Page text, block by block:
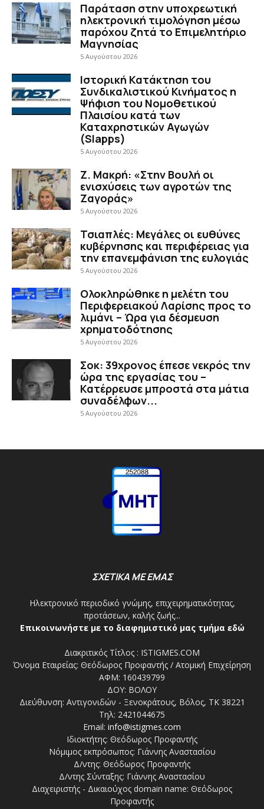
Παράταση στην υποχρεωτική
ηλεκτρονική τιμολόγηση μέσω
παρόχου ζητά το Επιμελητήριο
Μαγνησίας
5 Αυγούστου 2026
Ιστορική Κατάκτηση του
Συνδικαλιστικού Κινήματος η
Ψήφιση του Νομοθετικού
Πλαισίου κατά των
Καταχρηστικών Αγωγών
(Slapps)
5 Αυγούστου 2026
Ζ. Μακρή: «Στην Βουλή οι
ενισχύσεις των αγροτών της
Ζαγοράς»
5 Αυγούστου 2026
Τσιαπλές: Μεγάλες οι ευθύνες
κυβέρνησης και περιφέρειας για
την επανεμφάνιση της ευλογιάς
5 Αυγούστου 2026
Ολοκληρώθηκε η μελέτη του
Περιφερειακού Λαρίσης προς το
λιμάνι – Ώρα για δέσμευση
χρηματοδότησης
5 Αυγούστου 2026
Σοκ: 39χρονος έπεσε νεκρός την
ώρα της εργασίας του –
Κατέρρευσε μπροστά στα μάτια
συναδέλφων...
5 Αυγούστου 2026
ΣΧΕΤΙΚΑ ΜΕ ΕΜΑΣ
Ηλεκτρονικό περιοδικό γνώμης, επιχειρηματικότητας,
προτάσεων, καλής ζωής...
Επικοινωνήστε με το διαφημιστικό μας τμήμα εδώ
Διακριτικός Τίτλος : ISTIGMES.COM
Όνομα Εταιρείας: Θεόδωρος Προφαντής / Ατομική Επιχείρηση
ΑΦΜ: 160439799
ΔΟΥ: ΒΟΛΟΥ
Διεύθυνση: Αντιγονιδών - Ξενοκράτους, Βόλος, ΤΚ 38221
Τηλ: 2421044675
Email: info@istigmes.com
Ιδιοκτήτης: Θεόδωρος Προφαντής
Νόμιμος εκπρόσωπος: Γιάννης Αναστασίου
Δ/ντης: Θεόδωρος Προφαντής
Δ/ντης Σύνταξης: Γιάννης Αναστασίου
Διαχειριστής - Δικαιούχος domain name: Θεόδωρος
Προφαντής